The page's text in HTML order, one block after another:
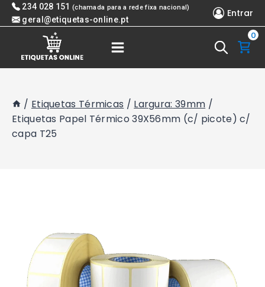
Skip 234 028 151 (chamada para a rede fixa nacional)
geral@etiquetas-online.pt
Entrar
0
/ Etiquetas Térmicas / Largura: 39mm /
Etiquetas Papel Térmico 39X56mm (c/ picote) c/
capa T25